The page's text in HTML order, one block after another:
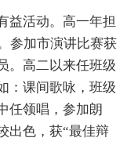
益活动。高一年担
参加市演讲比赛获
。高二以来任班级
：课间歌咏，班级
任领唱，参加朗
出色，获“最佳辩